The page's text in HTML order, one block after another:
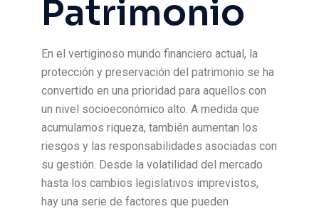
Patrimonio
En el vertiginoso mundo financiero actual, la
protección y preservación del patrimonio se ha
convertido en una prioridad para aquellos con
un nivel socioeconómico alto. A medida que
acumulamos riqueza, también aumentan los
riesgos y las responsabilidades asociadas con
su gestión. Desde la volatilidad del mercado
hasta los cambios legislativos imprevistos,
hay una serie de factores que pueden